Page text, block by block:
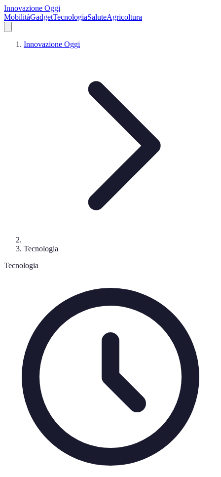
Innovazione Oggi
MobilitàGadgetTecnologiaSaluteAgricoltura
Innovazione Oggi
Tecnologia
Tecnologia